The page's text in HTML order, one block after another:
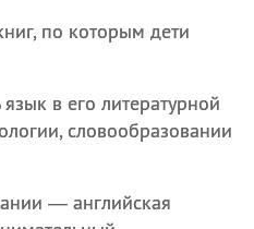
по которым дети
в его литературной
словообразовании
— английская